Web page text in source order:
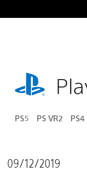
para
playstation.com
PS5 PS VR2 PS4
09/12/2019